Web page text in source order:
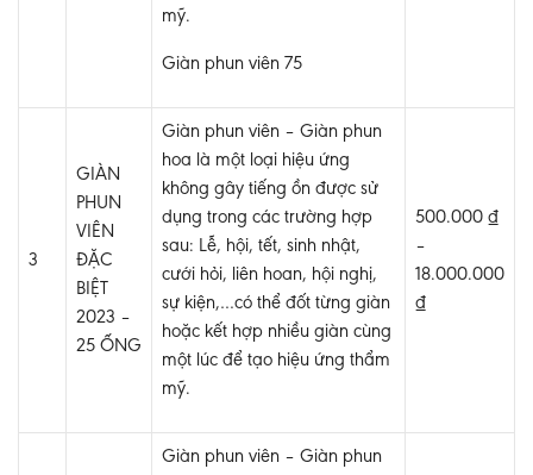
mỹ.
Giàn phun viên 75
3
GIÀN
PHUN
VIÊN
ĐẶC
BIỆT
2023 –
25 ỐNG
Giàn phun viên – Giàn phun
hoa là một loại hiệu ứng
không gây tiếng ồn được sử
dụng trong các trường hợp
sau: Lễ, hội, tết, sinh nhật,
cưới hỏi, liên hoan, hội nghị,
sự kiện,…có thể đốt từng giàn
hoặc kết hợp nhiều giàn cùng
một lúc để tạo hiệu ứng thẩm
mỹ.
500.000 ₫
–
18.000.000
₫
Giàn phun viên – Giàn phun